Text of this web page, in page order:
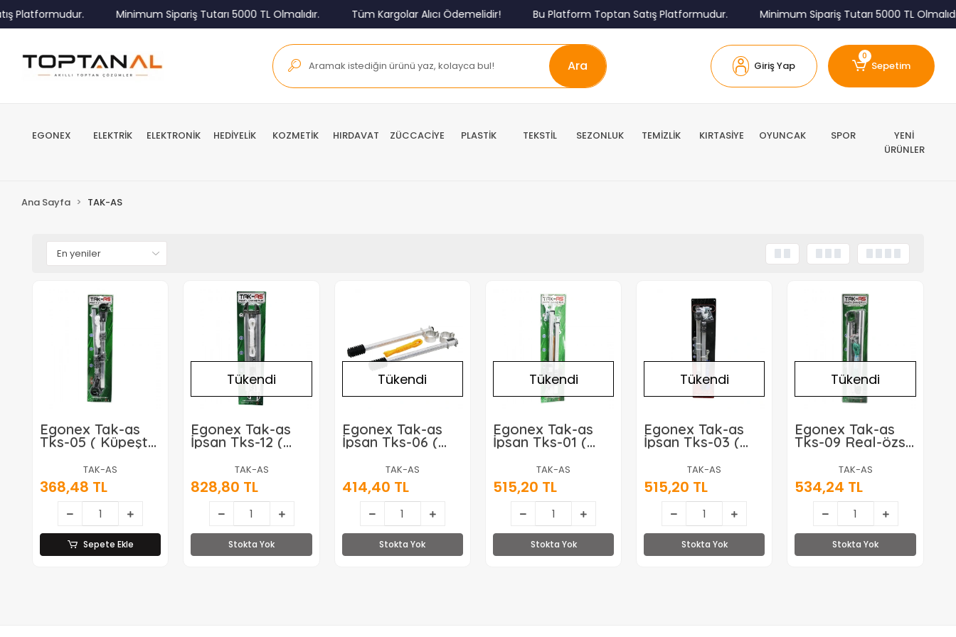
Platformudur. Minimum Sipariş Tutarı 5000 TL Olmalıdır. Tüm Kargolar Alıcı Ödemelidir! Bu Platform Toptan Satış Platformudur. Minimum Sipariş Tutarı 5000 TL
Ara Giriş Yap
0
Sepetim
EGONEX ELEKTRİK ELEKTRONİK HEDİYELİK KOZMETİK HIRDAVAT ZÜCCACİYE PLASTİK TEKSTİL SEZONLUK TEMİZLİK KIRTASİYE OYUNCAK SPOR
YENİ
ÜRÜNLER
Ana Sayfa TAK-AS
Egonex Tak-as
Tks-05 ( Küpeşte
Makaralı Çamaşır
Askısı ( Plastik
Kulplu )*20
TAK-AS
368,48 TL
Sepete Ekle
Tükendi
Egonex Tak-as
İpsan Tks-12 (
) ( Katlanır )
Çamaşır Askısı*25
TAK-AS
828,80 TL
Stokta Yok
Tükendi
Egonex Tak-as
İpsan Tks-06 (
Küpeşte & Sabit )
Çamaşır ( Askısı
)*25
TAK-AS
414,40 TL
Stokta Yok
Tükendi
Egonex Tak-as
İpsan Tks-01 (
Katlanır ) (
Makaralı ) Pratik
Çamaşır Askısı*20
TAK-AS
515,20 TL
Stokta Yok
Tükendi
Egonex Tak-as
İpsan Tks-03 (
Balkon İçi (
Makaralı ) Pratik
Çamaşır Askısı*20
TAK-AS
515,20 TL
Stokta Yok
Tükendi
Egonex Tak-as
Tks-09 Real-özs-
Balkon) Kombine
Ayarlı Alüminyum
Çamaşır Askısı
(25x60-30x80-
32x75 Model
Uyumlu)*25
TAK-AS
534,24 TL
Stokta Yok